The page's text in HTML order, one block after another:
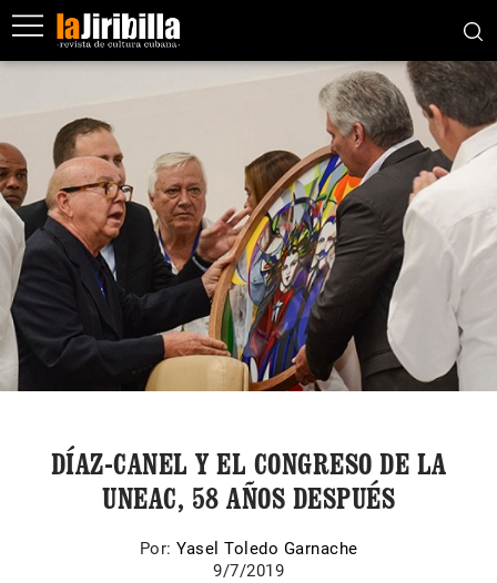
DÍAZ-CANEL Y EL CONGRESO DE LA
UNEAC, 58 AÑOS DESPUÉS
Por: Yasel Toledo Garnache
9/7/2019